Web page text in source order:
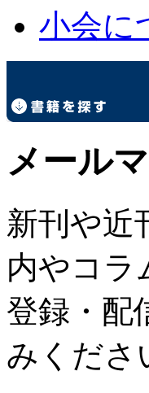
小会に
メール
新刊や近
内やコラ
登録・配
みくださ